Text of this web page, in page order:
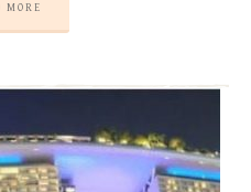
MORE